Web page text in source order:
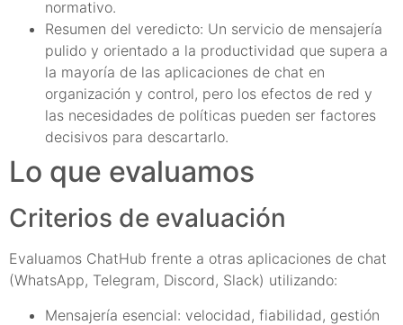
normativo.
Resumen del veredicto: Un servicio de mensajería
pulido y orientado a la productividad que supera a
la mayoría de las aplicaciones de chat en
organización y control, pero los efectos de red y
las necesidades de políticas pueden ser factores
decisivos para descartarlo.
Lo que evaluamos
Criterios de evaluación
Evaluamos ChatHub frente a otras aplicaciones de chat
(WhatsApp, Telegram, Discord, Slack) utilizando:
Mensajería esencial: velocidad, fiabilidad, gestión